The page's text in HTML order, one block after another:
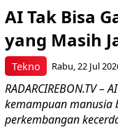
Tekno
AI Tak Bisa
yang Masih
Rabu, 22 Jul
RADARCIREBON.TV
kemampuan manusia
perkembangan